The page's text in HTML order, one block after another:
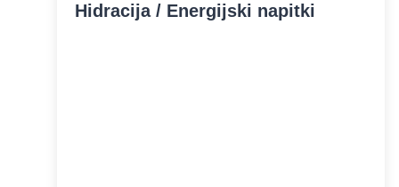
Hidracija / Energijski napitki